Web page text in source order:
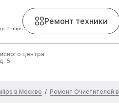
Philips
Ремонт техники
центра
5
в Москве / Ремонт Очистителей